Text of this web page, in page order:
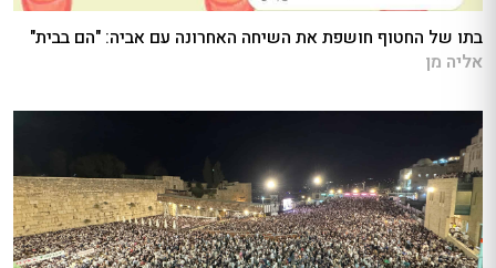
בתו של החטוף חושפת את השיחה האחרונה עם אביה: "הם בבית"
אליה מן